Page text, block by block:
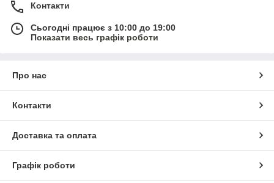
Контакти
Сьогодні працює з 10:00 до 19:00
Показати весь графік роботи
Про нас
Контакти
Доставка та оплата
Графік роботи